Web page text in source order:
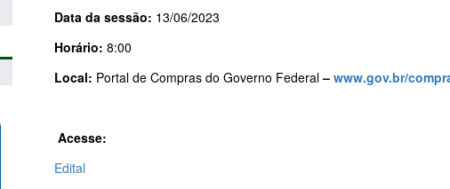
Data da sessão: 13/06/2023
Horário: 8:00
Local: Portal de Compras do Governo Federal– www.gov.br/
Acesse:
Edital